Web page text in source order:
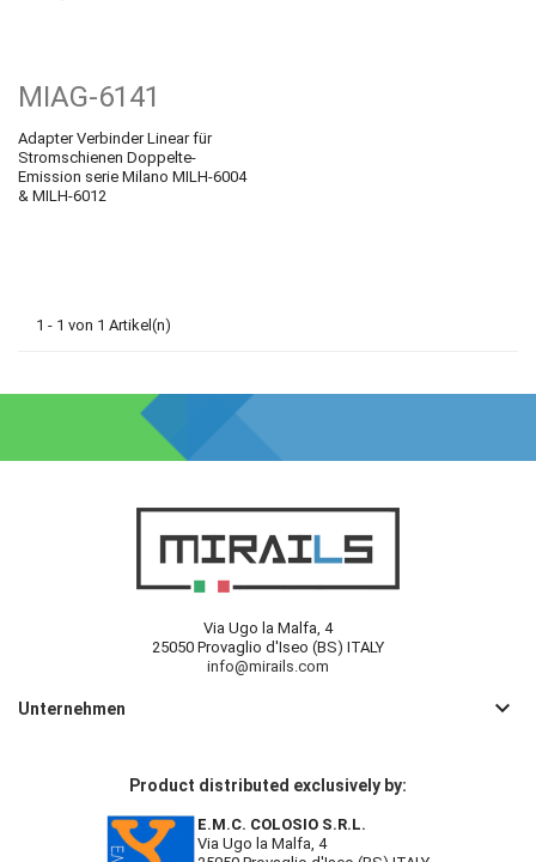
MIAG-6141
Adapter Verbinder Linear für
Stromschienen Doppelte-
Emission serie Milano MILH-6004
& MILH-6012
1 - 1 von 1 Artikel(n)
Via Ugo la Malfa, 4
25050 Provaglio d'Iseo (BS) ITALY
info@mirails.com
Unternehmen keyboard_arrow_down
Product distributed exclusively by:
E.M.C. COLOSIO S.R.L.
Via Ugo la Malfa, 4